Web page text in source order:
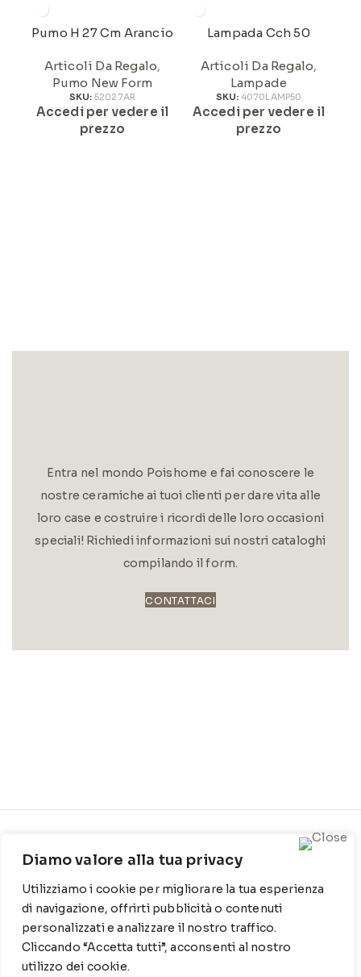
Diamo valore alla tua privacy
Utilizziamo i cookie per migliorare la tua esperienza
di navigazione, offrirti pubblicità o contenuti
personalizzati e analizzare il nostro traffico.
Cliccando “Accetta tutti”, acconsenti al nostro
utilizzo dei cookie.
Pumo H 27 Cm Arancio
Articoli Da Regalo,
Pumo New Form
SKU: 52027AR
Accedi per vedere il
prezzo
Lampada Cch 50
Articoli Da Regalo,
Lampade
SKU: 4070LAMP50
Accedi per vedere il
prezzo
Entra nel mondo Poishome e fai conoscere le
nostre ceramiche ai tuoi clienti per dare vita alle
loro case e costruire i ricordi delle loro occasioni
speciali! Richiedi informazioni sui nostri cataloghi
compilando il form.
CONTATTACI
1316 - 70044 Polignano a
mare
T
WZ: 329 6510725
Cookie Policy
Privacy Policy